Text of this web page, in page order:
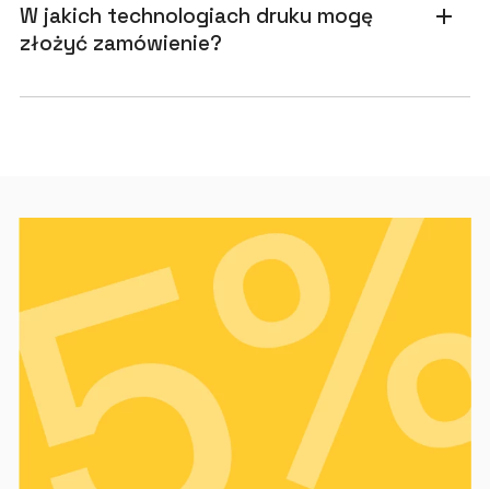
W jakich technologiach druku mogę
złożyć zamówienie?
add